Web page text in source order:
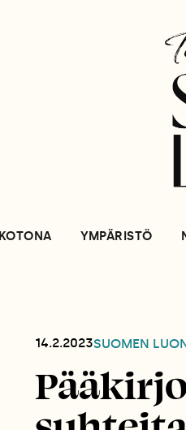
KOTONA YMPÄRISTÖ
14.2.2023SUOMEN